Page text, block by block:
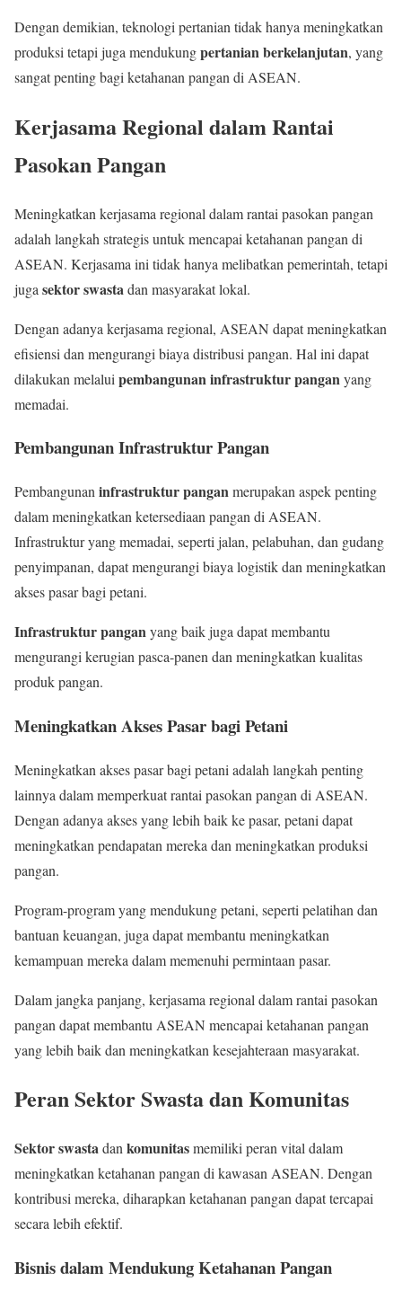
Dengan demikian, teknologi pertanian tidak hanya meningkatkan
produksi tetapi juga mendukungpertanian berkelanjutan, yang
sangat penting bagi ketahanan pangan di ASEAN.
Kerjasama Regional dalam Rantai
Pasokan Pangan
Meningkatkan kerjasama regional dalam rantai pasokan pangan
adalah langkah strategis untuk mencapai ketahanan pangan di
ASEAN. Kerjasama ini tidak hanya melibatkan pemerintah, tetapi
juga sektor swastadan masyarakat lokal.
Dengan adanya kerjasama regional, ASEAN dapat meningkatkan
efisiensi dan mengurangi biaya distribusi pangan. Hal ini dapat
dilakukan melalui pembangunan infrastruktur panganyang
memadai.
Pembangunan Infrastruktur Pangan
Pembangunan infrastruktur panganmerupakan aspek penting
dalam meningkatkan ketersediaan pangan di ASEAN.
Infrastruktur yang memadai, seperti jalan, pelabuhan, dan gudang
penyimpanan, dapat mengurangi biaya logistik dan meningkatkan
akses pasar bagi petani.
Infrastruktur panganyang baik juga dapat membantu
mengurangi kerugian pasca-panen dan meningkatkan kualitas
produk pangan.
Meningkatkan Akses Pasar bagi Petani
Meningkatkan akses pasar bagi petani adalah langkah penting
lainnya dalam memperkuat rantai pasokan pangan di ASEAN.
Dengan adanya akses yang lebih baik ke pasar, petani dapat
meningkatkan pendapatan mereka dan meningkatkan produksi
pangan.
Program-program yang mendukung petani, seperti pelatihan dan
bantuan keuangan, juga dapat membantu meningkatkan
kemampuan mereka dalam memenuhi permintaan pasar.
Dalam jangka panjang, kerjasama regional dalam rantai pasokan
pangan dapat membantu ASEAN mencapai ketahanan pangan
yang lebih baik dan meningkatkan kesejahteraan masyarakat.
Peran Sektor Swasta dan Komunitas
Sektor swastadankomunitasmemiliki peran vital dalam
meningkatkan ketahanan pangan di kawasan ASEAN. Dengan
kontribusi mereka, diharapkan ketahanan pangan dapat tercapai
secara lebih efektif.
Bisnis dalam Mendukung Ketahanan Pangan